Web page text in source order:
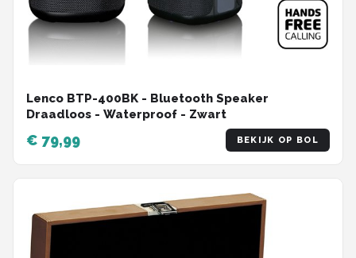
Lenco BTP-400BK - Bluetooth Speaker
Draadloos - Waterproof - Zwart
€ 79,99 BEKIJK OP BOL